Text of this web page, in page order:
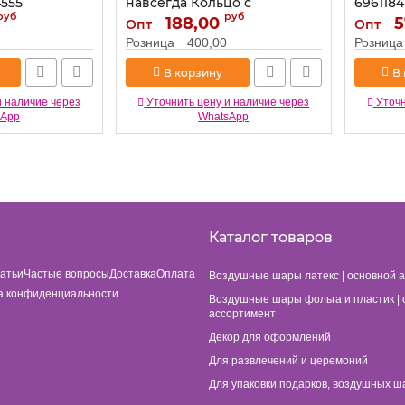
через
бриллиантом 6в1 9623284
9623284
Опт 188,00 руб
Розница 400,00
В корзину
Уточнить цену и наличие через
WhatsApp
Артикул:
Опт
Розница
В
Частые вопросыДоставкаОплата
конфиденциальности
Каталог товаров
Воздушные шары латекс | основной
Воздушные шары фольга и пластик |
ассортимент
Декор для оформлений
Для развлечений и церемоний
Для упаковки подарков, воздушных